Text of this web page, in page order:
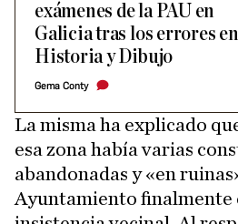
exámenes de la PAU en
Galicia tras los errores en
Historia y Dibujo
Gema Conty
La misma ha explicado
esa zona había varias
abandonadas y «en
Ayuntamiento finalmente